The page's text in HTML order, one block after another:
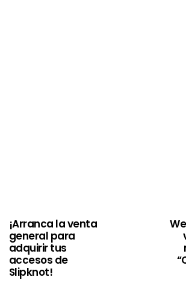
¡Arranca la venta
general para
adquirir tus
accesos de
Slipknot!